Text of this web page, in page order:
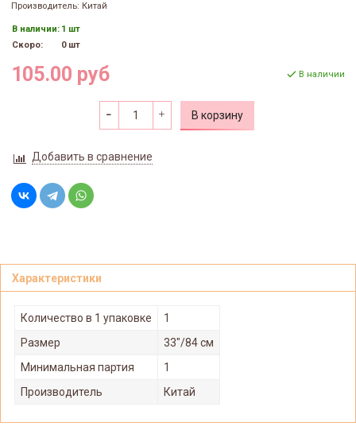
Производитель: Китай
В наличии: 1 шт
Скоро:
0 шт
105.00 руб В наличии
В корзину
Добавить в сравнение
Характеристики
Количество в 1 упаковке
1
Размер
33"/84 см
Минимальная партия
1
Производитель
Китай